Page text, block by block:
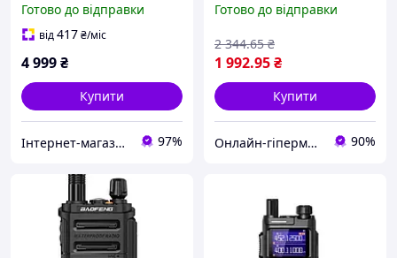
Готово до відправки
від417₴/міс
4 999₴
Купити
Інтернет-магазин Ітакшоп 97%
гарнітурою / Портативна
військових
Готово до відправки
1 992.95₴
2 344.65 ₴
Купити
Онлайн-гіпермаркет GIDRA 90%